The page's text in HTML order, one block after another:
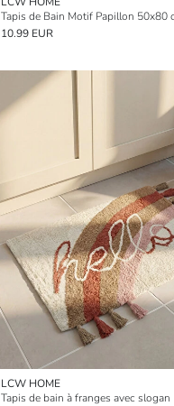
Tapis de Bain Motif Papillon 50x80
10.99 EUR
LCW HOME